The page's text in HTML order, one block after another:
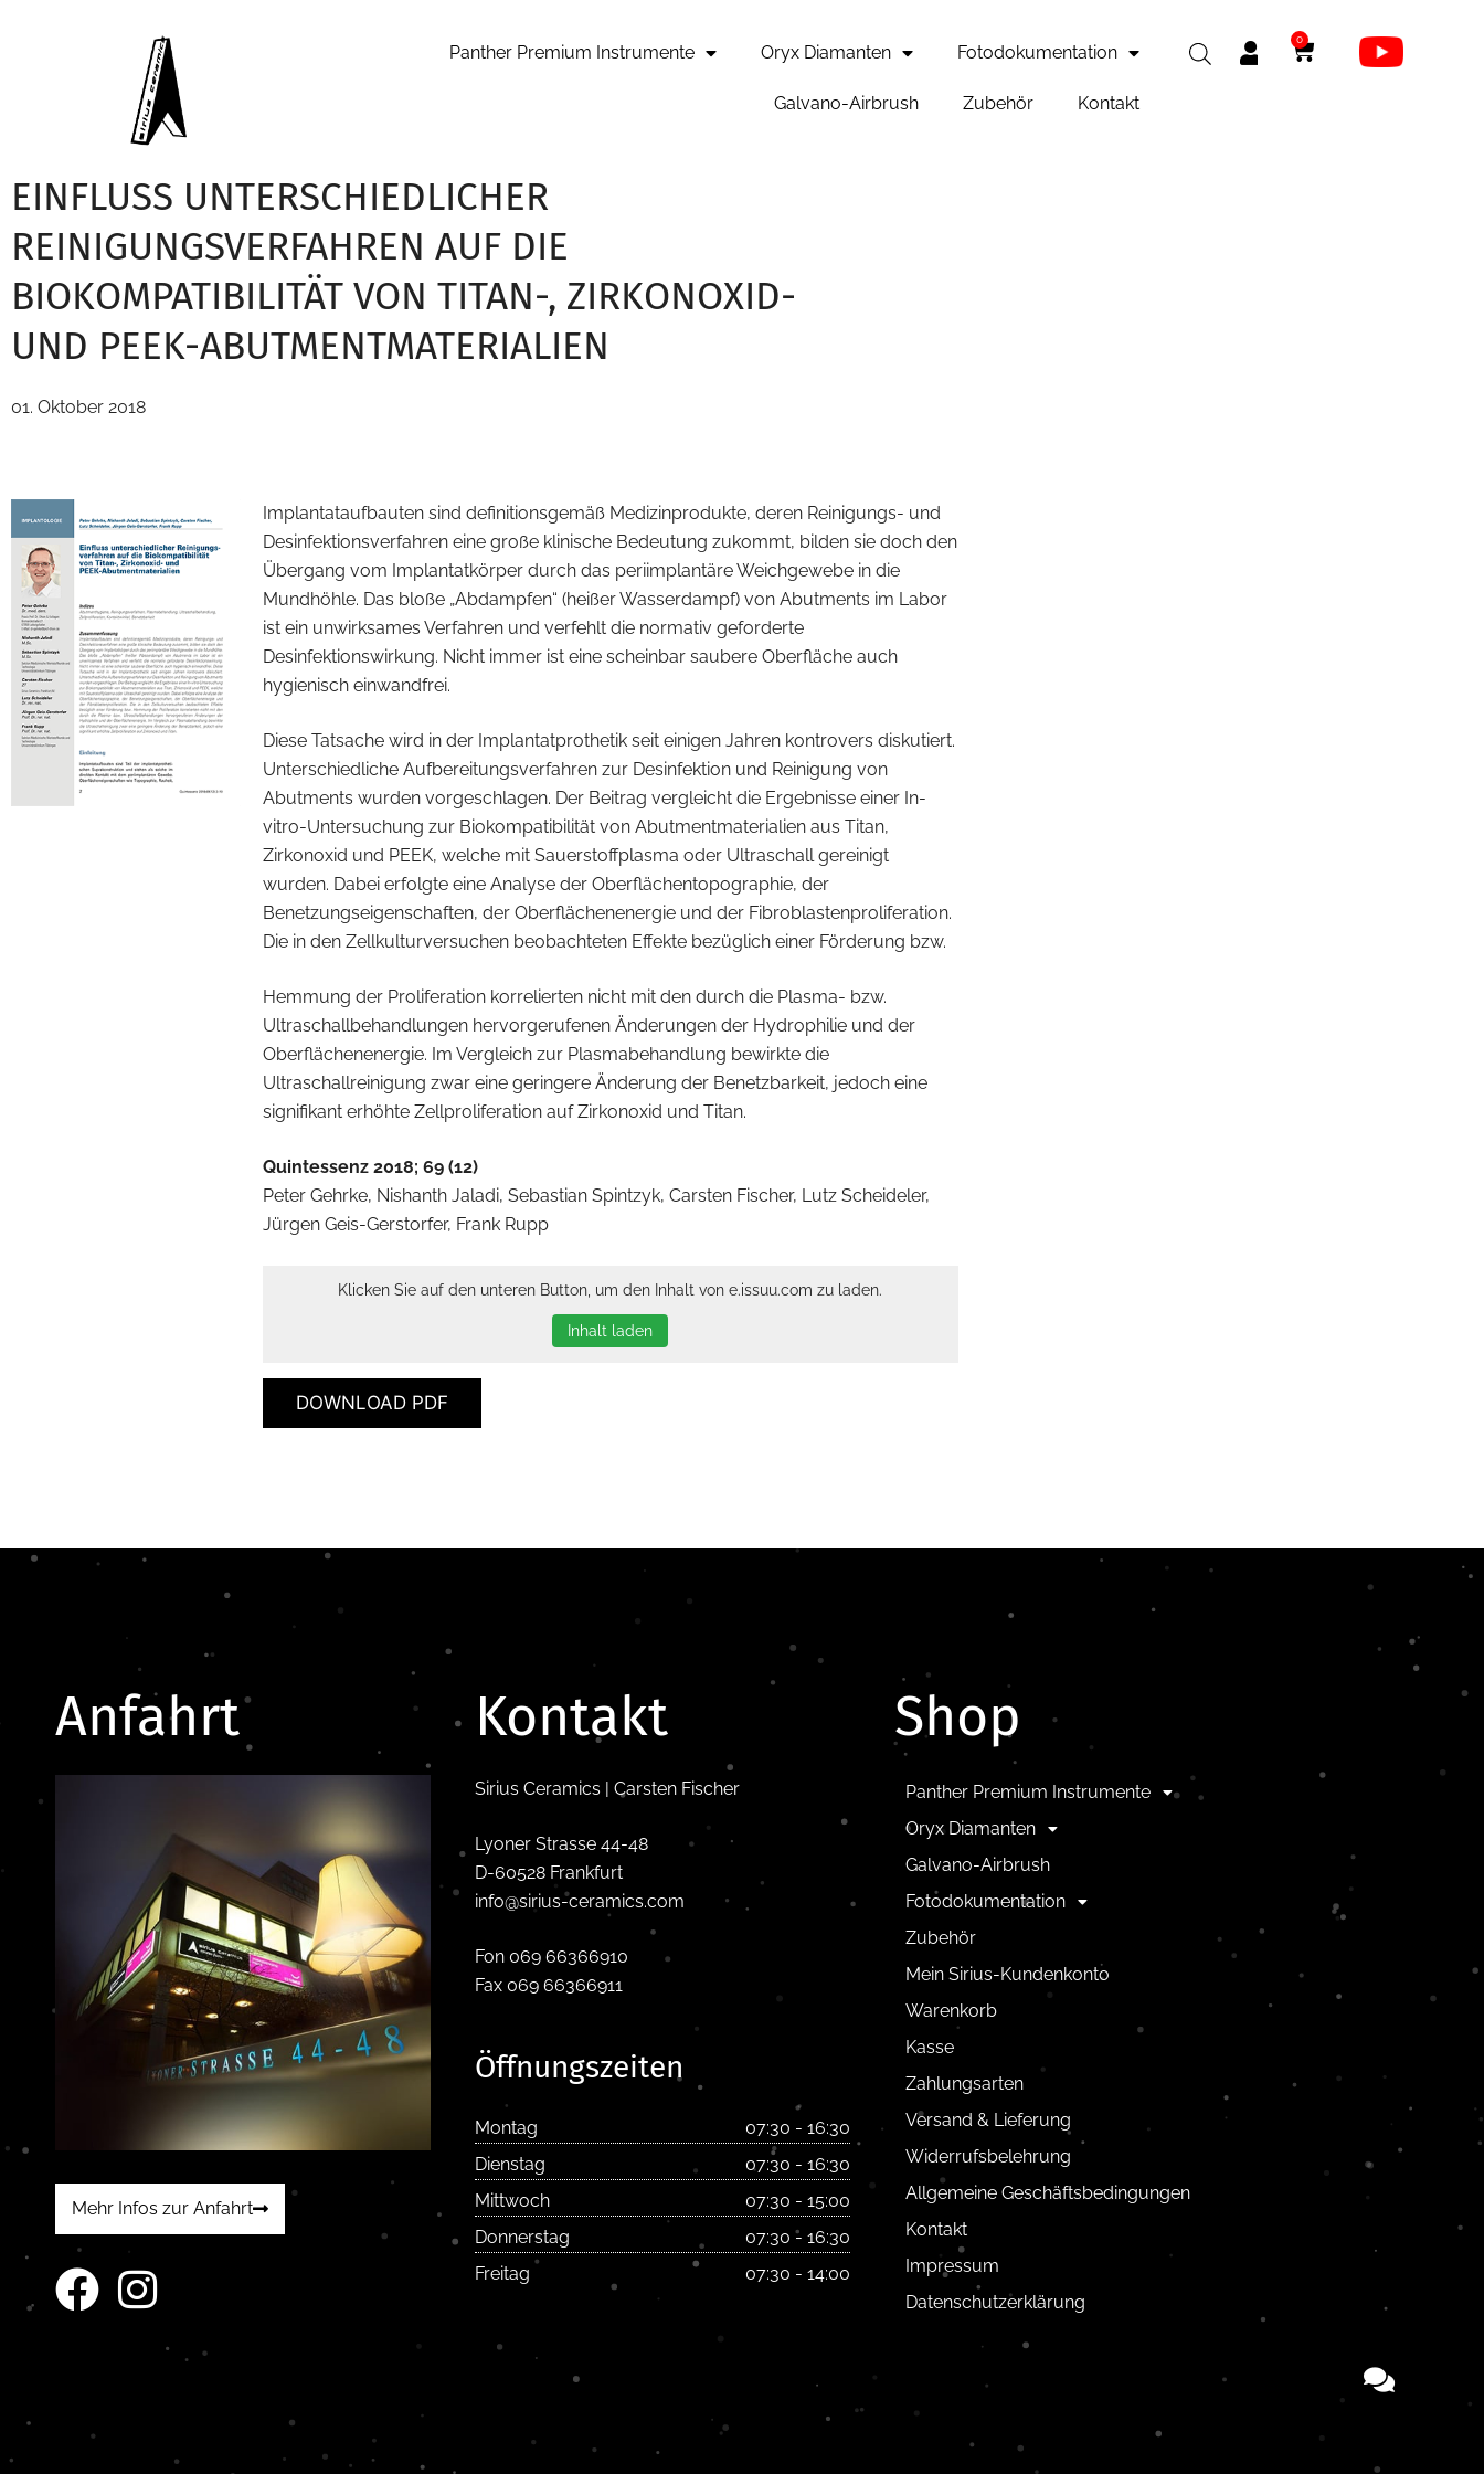
Panther Premium Instrumente Oryx Diamanten Fotodokumentation
Galvano-Airbrush Zubehör Kontakt
0
EINFLUSS UNTERSCHIEDLICHER
REINIGUNGSVERFAHREN AUF DIE
BIOKOMPATIBILITÄT VON TITAN-, ZIRKONOXID-
UND PEEK-ABUTMENTMATERIALIEN
01. Oktober 2018
Implantataufbauten sind definitionsgemäß Medizinprodukte, deren Reinigungs- und
Desinfektionsverfahren eine große klinische Bedeutung zukommt, bilden sie doch den
Übergang vom Implantatkörper durch das periimplantäre Weichgewebe in die
Mundhöhle. Das bloße „Abdampfen“ (heißer Wasserdampf) von Abutments im Labor
ist ein unwirksames Verfahren und verfehlt die normativ geforderte
Desinfektionswirkung. Nicht immer ist eine scheinbar saubere Oberfläche auch
hygienisch einwandfrei.
Diese Tatsache wird in der Implantatprothetik seit einigen Jahren kontrovers diskutiert.
Unterschiedliche Aufbereitungsverfahren zur Desinfektion und Reinigung von
Abutments wurden vorgeschlagen. Der Beitrag vergleicht die Ergebnisse einer In-
vitro-Untersuchung zur Biokompatibilität von Abutmentmaterialien aus Titan,
Zirkonoxid und PEEK, welche mit Sauerstoffplasma oder Ultraschall gereinigt
wurden. Dabei erfolgte eine Analyse der Oberflächentopographie, der
Benetzungseigenschaften, der Oberflächenenergie und der Fibroblastenproliferation.
Die in den Zellkulturversuchen beobachteten Effekte bezüglich einer Förderung bzw.
Hemmung der Proliferation korrelierten nicht mit den durch die Plasma- bzw.
Ultraschallbehandlungen hervorgerufenen Änderungen der Hydrophilie und der
Oberflächenenergie. Im Vergleich zur Plasmabehandlung bewirkte die
Ultraschallreinigung zwar eine geringere Änderung der Benetzbarkeit, jedoch eine
signifikant erhöhte Zellproliferation auf Zirkonoxid und Titan.
Quintessenz 2018; 69 (12)
Peter Gehrke, Nishanth Jaladi, Sebastian Spintzyk, Carsten Fischer, Lutz Scheideler,
Jürgen Geis-Gerstorfer, Frank Rupp
Klicken Sie auf den unteren Button, um den Inhalt von e.issuu.com zu laden.
Inhalt laden
DOWNLOAD PDF
Anfahrt
Mehr Infos zur Anfahrt
Kontakt
Sirius Ceramics | Carsten Fischer
Lyoner Strasse 44-48
D-60528 Frankfurt
info@sirius-ceramics.com
Fon 069 66366910
Fax 069 66366911
Öffnungszeiten
Montag
07:30 - 16:30
Dienstag
07:30 - 16:30
Mittwoch
07:30 - 15:00
Donnerstag
07:30 - 16:30
Freitag
07:30 - 14:00
Shop
Panther Premium Instrumente
Oryx Diamanten
Galvano-Airbrush
Fotodokumentation
Zubehör
Mein Sirius-Kundenkonto
Warenkorb
Kasse
Zahlungsarten
Versand & Lieferung
Widerrufsbelehrung
Allgemeine Geschäftsbedingungen
Kontakt
Impressum
Datenschutzerklärung